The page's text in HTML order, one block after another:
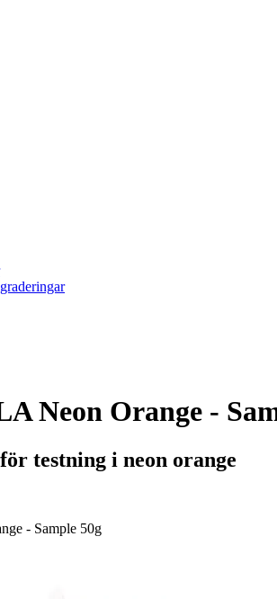
Neon Orange -
testning i neon orange
- Sample 50g